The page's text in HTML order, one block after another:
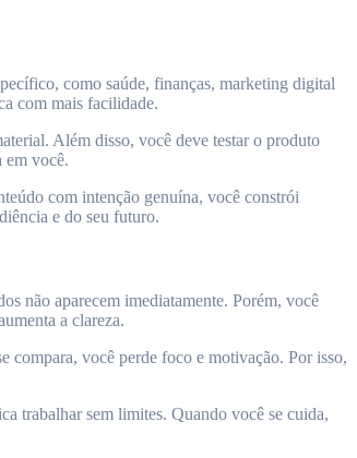
como saúde, finanças, marketing digital
com mais facilidade.
Além disso, você deve testar o produto
em você.
com intenção genuína, você constrói
e do seu futuro.
não aparecem imediatamente. Porém, você
a clareza.
compara, você perde foco e motivação. Por isso,
trabalhar sem limites. Quando você se cuida,